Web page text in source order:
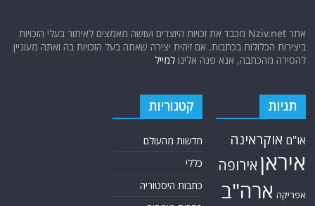
אתר Nziv.net מכבד את זכויות היוצרים ועושה מאמצים לאיתור בעלי הזכויות
ביצירות הכלולות בכתבות. אם זיהית יצירה שאתה בעל הזכויות בה ואתה מעוניין
להסירה מהכתבה, אנא פנה אלינולמייל
תגיות
או"ם אוקראינה
איראן אירופה
אפריקה ארה"ב
קטגוריות
חדשות מהעולם
כללי
כתבות היסטוריה